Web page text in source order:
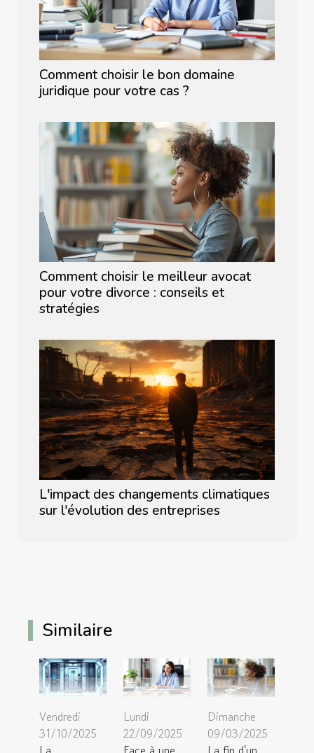
Comment choisir le bon domaine
juridique pour votre cas ?
Comment choisir le meilleur avocat
pour votre divorce : conseils et
stratégies
L'impact des changements climatiques
sur l'évolution des entreprises
Similaire
Vendredi
31/10/2025
Lundi
22/09/2025
Dimanche
09/03/2025